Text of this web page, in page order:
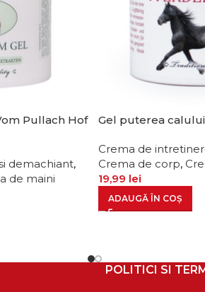
Pullach Hof
demachiant,
de maini
Gel puterea
Crema de
Crema de corp,
19,99 lei
ADAUGĂ ÎN COȘ
POLITICI SI